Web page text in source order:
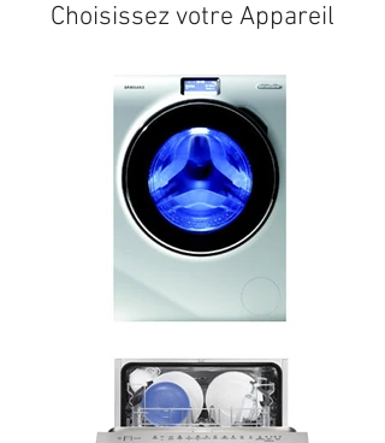
Choisissez votre Appareil